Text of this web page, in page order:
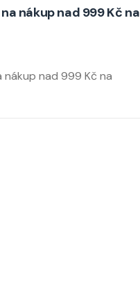
nákup nad 999 Kč na
nad 999 Kč na